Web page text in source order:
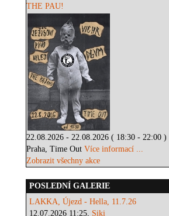
THE PAU!
22.08.2026 - 22.08.2026 ( 18:30 - 22:00 )
Praha, Time OutVíce informací ...
Zobrazit všechny akce
POSLEDNÍ GALERIE
LAKKA, Újezd - Hella, 11.7.26
12.07.2026 11:25, Siki